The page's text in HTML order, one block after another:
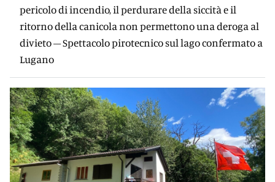
pericolo di incendio, il perdurare della siccità e il
ritorno della canicola non permettono una deroga al
divieto – Spettacolo pirotecnico sul lago confermato a
Lugano